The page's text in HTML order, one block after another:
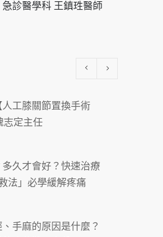
急診醫學科 王鎮珄醫師
腎？65歲男靠「這習
醫揭3招救命
醫連收兩例中暑病例：
西園醫院回顧發展歷程與
工膝關節置換手術
志定主任
久才會好？快速治療
法」必學緩解疼痛
手麻的原因是什麼？